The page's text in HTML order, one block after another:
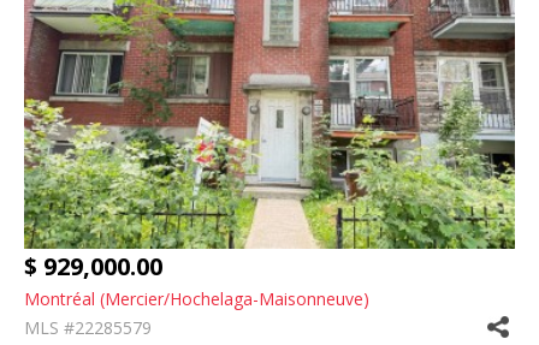
$ 929,000.00
Montréal (Mercier/Hochelaga-Maisonneuve)
MLS #22285579